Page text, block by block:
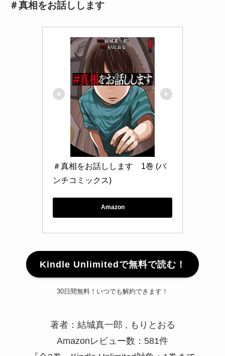
＃真相をお話しします
＃真相をお話しします　1巻 (バ
ンチコミックス)
Amazon
Kindle Unlimitedで無料で読む！
30日間無料！いつでも解約できます！
著者：結城真一郎 , もりとおる
Amazonレビュー数：581件